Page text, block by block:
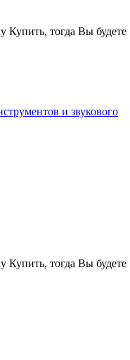
Купить, тогда Вы будете
Купить, тогда Вы будете